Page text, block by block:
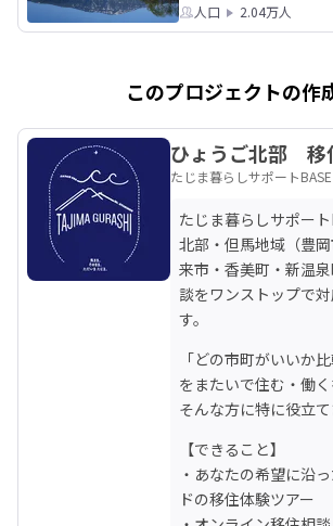
人口 2.04万人
このプロジェクトの作
ひょうご北部 移
たじま暮らしサポートBASE
たじま暮らしサポー
北部・但馬地域（豊
来市・香美町・新温
談をワンストップで
す。
「どの市町がいいか
をまたいで住む・働く
そんな方に特に役立て
【できること】
・あなたの希望に沿
ドの移住体験ツアー